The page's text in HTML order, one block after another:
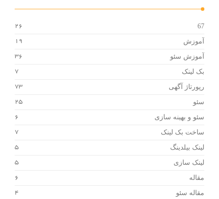
67
26
آموزش 19
آموزش سئو 36
بک لینک 7
رپورتاژ آگهی 73
سئو 25
سئو و بهینه سازی 6
ساخت بک لینک 7
لینک بیلدینگ 5
لینک سازی 5
مقاله 6
مقاله سئو 4